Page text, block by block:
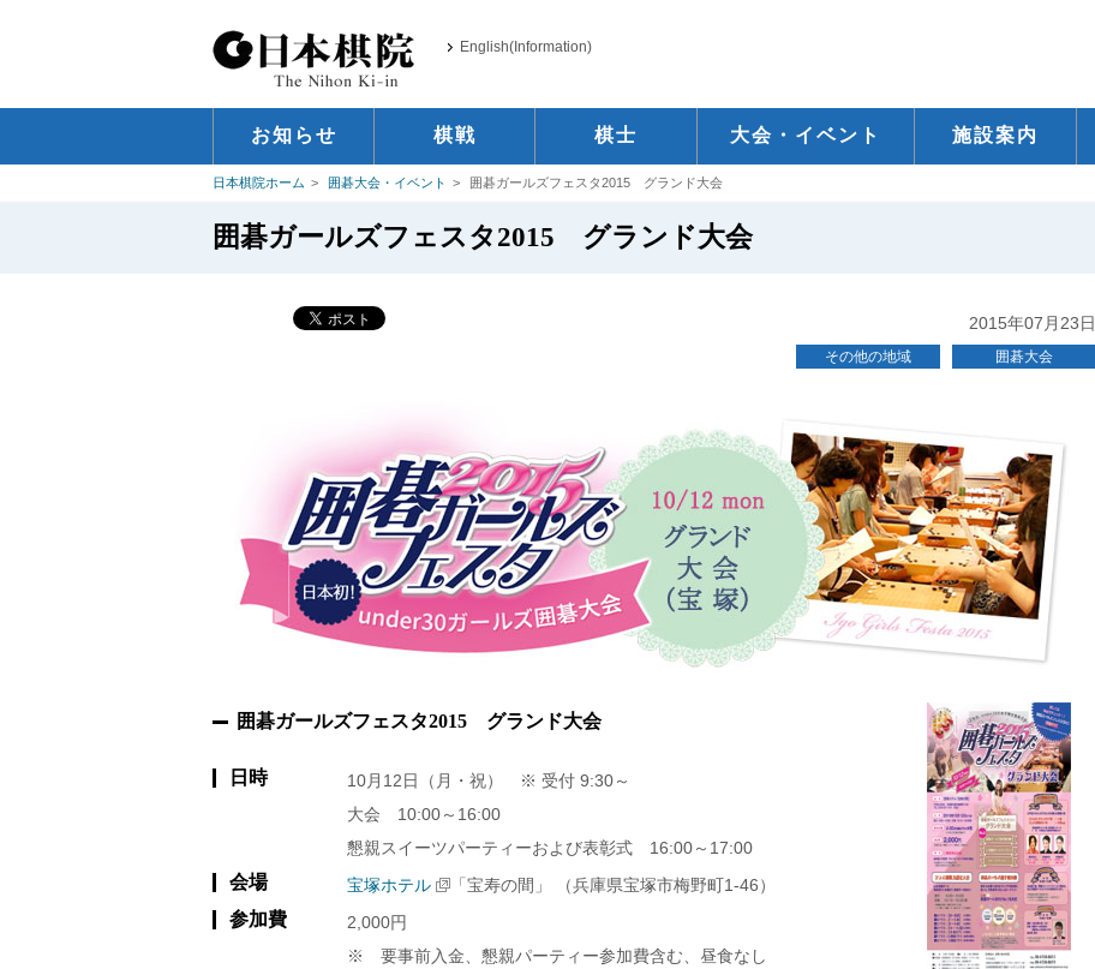
English(Information)
お知らせ 棋戦 棋士 大会・イベント 施設案内
日本棋院ホーム 囲碁大会・イベント 囲碁ガールズフェスタ2015 グランド大会
囲碁ガールズフェスタ2015 グランド大会
2015年07月23日
その他の地域 囲碁大会
囲碁ガールズフェスタ2015 グランド大会
日時
10月12日（月・祝） ※ 受付 9:30～
大会 10:00～16:00
懇親スイーツパーティーおよび表彰式 16:00～17:00
会場 宝塚ホテル 「宝寿の間」 （兵庫県宝塚市梅野町1-46）
参加費
2,000円
※ 要事前入金、懇親パーティー参加費含む、昼食なし